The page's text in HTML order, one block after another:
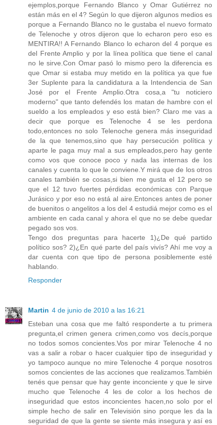
ejemplos,porque Fernando Blanco y Omar Gutiérrez no
están más en el 4? Según lo que dijeron algunos medios es
porque a Fernando Blanco no le gustaba el nuevo formato
de Telenoche y otros dijeron que lo echaron pero eso es
MENTIRA!! A Fernando Blanco lo echaron del 4 porque es
del Frente Amplio y por la línea política que tiene el canal
no le sirve.Con Omar pasó lo mismo pero la diferencia es
que Omar si estaba muy metido en la política ya que fue
3er Suplente para la candidatura a la Intendencia de San
José por el Frente Amplio.Otra cosa,a "tu noticiero
moderno" que tanto defendés los matan de hambre con el
sueldo a los empleados y eso está bien? Claro me vas a
decir que porque es Telenoche 4 se les perdona
todo,entonces no solo Telenoche genera más inseguridad
de la que tenemos,sino que hay persecución política y
aparte le paga muy mal a sus empleados,pero hay gente
como vos que conoce poco y nada las internas de los
canales y cuenta lo que le conviene.Y mirá que de los otros
canales también se cosas,si bien me gusta el 12 pero se
que el 12 tuvo fuertes pérdidas económicas con Parque
Jurásico y por eso no está al aire.Entonces antes de poner
de buenitos o angelitos a los del 4 estudiá mejor como es el
ambiente en cada canal y ahora el que no se debe quedar
pegado sos vos.
Tengo dos preguntas para hacerte 1)¿De qué partido
político sos? 2)¿En qué parte del país vivís? Ahí me voy a
dar cuenta con que tipo de persona posiblemente esté
hablando.
Responder
Martin 4 de junio de 2010 a las 16:21
Esteban una cosa que me faltó responderte a tu primera
pregunta,el crimen genera crimen,como vos decís,porque
no todos somos concientes.Vos por mirar Telenoche 4 no
vas a salir a robar o hacer cualquier tipo de inseguridad y
yo tampoco aunque no mire Telenoche 4 porque nosotros
somos concientes de las acciones que realizamos.También
tenés que pensar que hay gente inconciente y que le sirve
mucho que Telenoche 4 les de color a los hechos de
inseguridad que estos inconcientes hacen,no solo por el
simple hecho de salir en Televisión sino porque les da la
seguridad de que la gente se siente más insegura y así es